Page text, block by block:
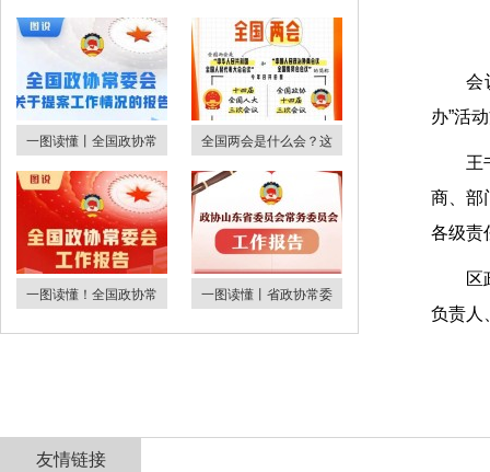
一图读懂丨全国政协常 全国两会是什么会？这
一图读懂！全国政协常 一图读懂丨省政协常委
会
办”活
王
商、部
各级责
区
负责人
友情链接